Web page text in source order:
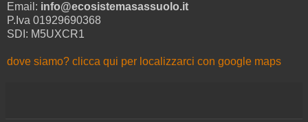
Email: info@ecosistemasassuolo.it
P.Iva 01929690368
SDI: M5UXCR1
dove siamo? clicca qui per localizzarci con google maps